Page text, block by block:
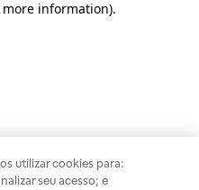
information).
utilizar cookies para:
seu acesso; e